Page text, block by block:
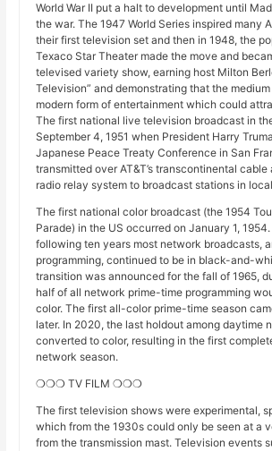
World War II put a halt to development until
the war. The 1947 World Series inspired many
their first television set and then in 1948, the
Texaco Star Theater made the move and
televised variety show, earning host Milton
Television” and demonstrating that the
modern form of entertainment which could
The first national live television broadcast in
September 4, 1951 when President Harry
Japanese Peace Treaty Conference in San
transmitted over AT&T’s transcontinental
radio relay system to broadcast stations in
The first national color broadcast (the 1954
Parade) in the US occurred on January 1,
following ten years most network broadcasts,
programming, continued to be in black-and-
transition was announced for the fall of 1965,
half of all network prime-time programming
color. The first all-color prime-time season
later. In 2020, the last holdout among daytime
converted to color, resulting in the first
network season.
❍❍❍ TV FILM ❍❍❍
The first television shows were experimental,
which from the 1930s could only be seen at a
from the transmission mast. Television events